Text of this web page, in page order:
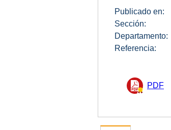
Publicado en:
Sección:
Departamento:
Referencia:
PDF